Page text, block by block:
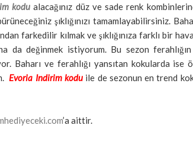
kodualacağınız düz ve sade renk
şıklığınızı tamamlayabilirsiniz.
farkedilir kılmak ve şıklığınıza farklı bir
da değinmek istiyorum. Bu sezon
Baharı ve ferahlığı yansıtan kokularda
Evoria Indirim kodu ile de sezonun en trend
’a aittir.